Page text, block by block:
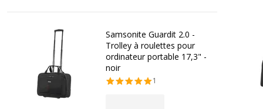
Samsonite Guardit 2.0 -
Trolley à roulettes pour
ordinateur portable 17,3" -
noir
1